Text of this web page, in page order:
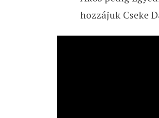
hozzájuk Cseke